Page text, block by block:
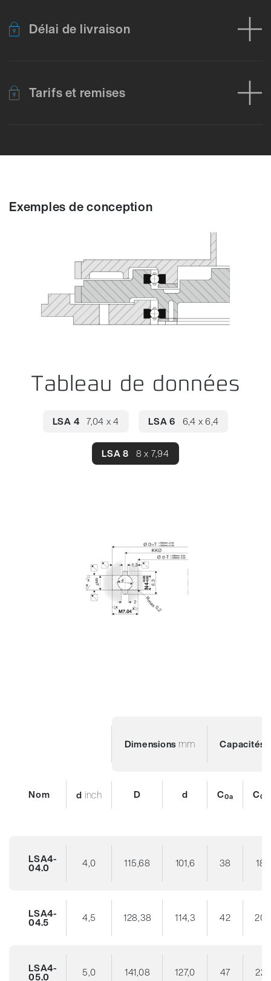
Délai de livraison
Tarifs et remises
Exemples de conception
Tableau de données
LSA 4 7,04 x 4 LSA 6 6,4 x 6,4
LSA 8 8 x 7,94
Dimensions mm Capacités
Nom d inch D d C0a C0r
LSA4-
04.0 4,0 115,68 101,6 38 18
LSA4-
04.5 4,5 128,38 114,3 42 20
LSA4-
05.0 5,0 141,08 127,0 47 22